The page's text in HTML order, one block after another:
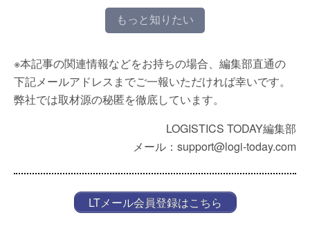
もっと知りたい
※本記事の関連情報などをお持ちの場合、編集部直通の
下記メールアドレスまでご一報いただければ幸いです。
弊社では取材源の秘匿を徹底しています。
LOGISTICS TODAY編集部
メール：support@logi-today.com
LTメール会員登録はこちら